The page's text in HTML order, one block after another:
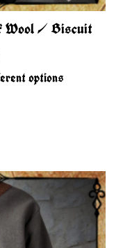
Wool / Biscuit
options